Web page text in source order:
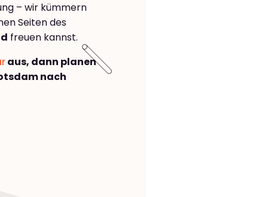
– wir kümmern
Seiten des
freuen kannst.
aus, dann planen
nach